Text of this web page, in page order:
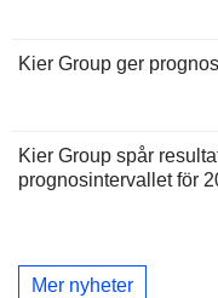
Kier Group ger
Kier Group spår
prognosintervallet för
Mer nyheter